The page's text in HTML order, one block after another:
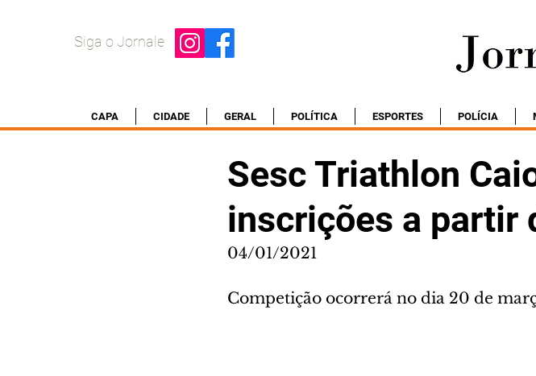
Siga o Jornale
CAPA CIDADE GERAL POLÍTICA ESPORTES POLÍCIA
Sesc Triathlon
inscrições a partir
04/01/2021
Competição ocorrerá no dia 20 de